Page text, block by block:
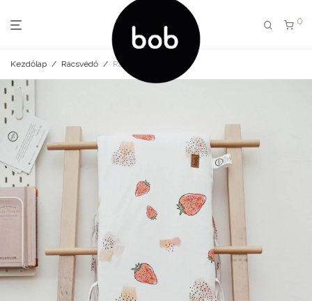
0
Kezdőlap / Rácsvédő / Rácsvédő strawberry